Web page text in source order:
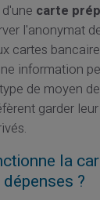
carte
l'anonymat
cartes
information
de moyen
garder
la
?